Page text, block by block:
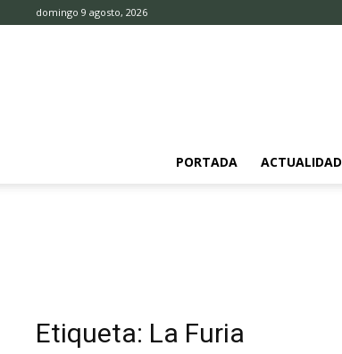
domingo 9 agosto, 2026
PORTADA ACTUALIDAD
Etiqueta: La Furia